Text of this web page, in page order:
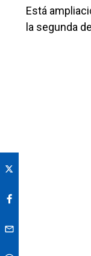
Está
la segunda